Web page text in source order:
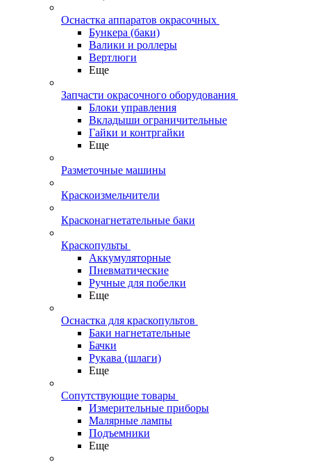
Оснастка аппаратов окрасочных
Бункера (баки)
Валики и роллеры
Вертлюги
Еще
Запчасти окрасочного оборудования
Блоки управления
Вкладыши ограничительные
Гайки и контргайки
Еще
Разметочные машины
Краскоизмельчители
Красконагнетательные баки
Краскопульты
Аккумуляторные
Пневматические
Ручные для побелки
Еще
Оснастка для краскопультов
Баки нагнетательные
Бачки
Рукава (шлаги)
Еще
Сопутствующие товары
Измерительные приборы
Малярные лампы
Подъемники
Еще